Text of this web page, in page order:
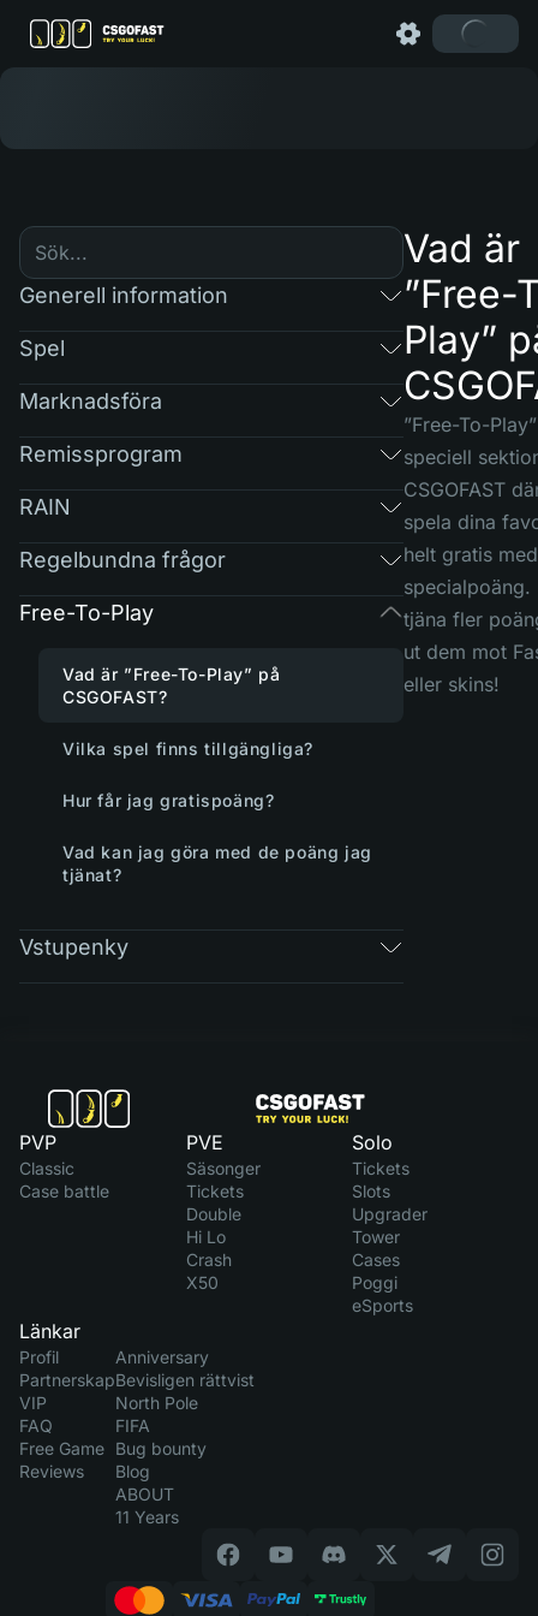
Generell information
Spel
Marknadsföra
Remissprogram
RAIN
Regelbundna frågor
Free-To-Play
Vad är ”Free-To-Play” på
CSGOFAST?
Vilka spel finns tillgängliga?
Hur får jag gratispoäng?
Vad kan jag göra med de poäng jag
tjänat?
Vstupenky
Vad är
”Free-
Play”
”Free-To-
speciell
CSGOFAST
spela dina
helt gratis
specialpoäng.
tjäna fler
ut dem mot
eller skins!
PVP
Classic
Case battle
PVE
Säsonger
Tickets
Double
Hi Lo
Crash
X50
Solo
Tickets
Slots
Upgrader
Tower
Cases
Poggi
eSports
Länkar
Profil
Partnerskap
VIP
FAQ
Free Game
Reviews
Anniversary
Bevisligen rättvist
North Pole
FIFA
Bug bounty
Blog
ABOUT
11 Years